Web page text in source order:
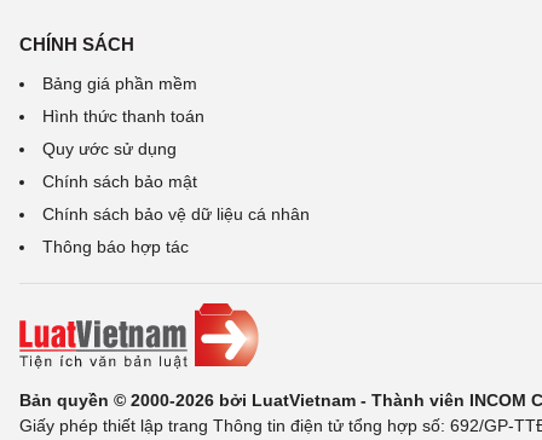
CHÍNH SÁCH
Bảng giá phần mềm
Hình thức thanh toán
Quy ước sử dụng
Chính sách bảo mật
Chính sách bảo vệ dữ liệu cá nhân
Thông báo hợp tác
Bản quyền © 2000-2026 bởi LuatVietnam - Thành viên INCOM
Giấy phép thiết lập trang Thông tin điện tử tổng hợp số: 692/GP-